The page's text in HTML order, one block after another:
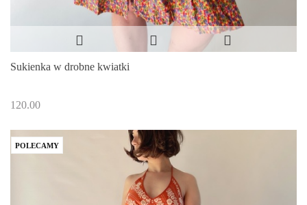
Sukienka w drobne kwiatki
120.00
POLECAMY